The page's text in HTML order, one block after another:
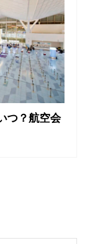
つ？航空会